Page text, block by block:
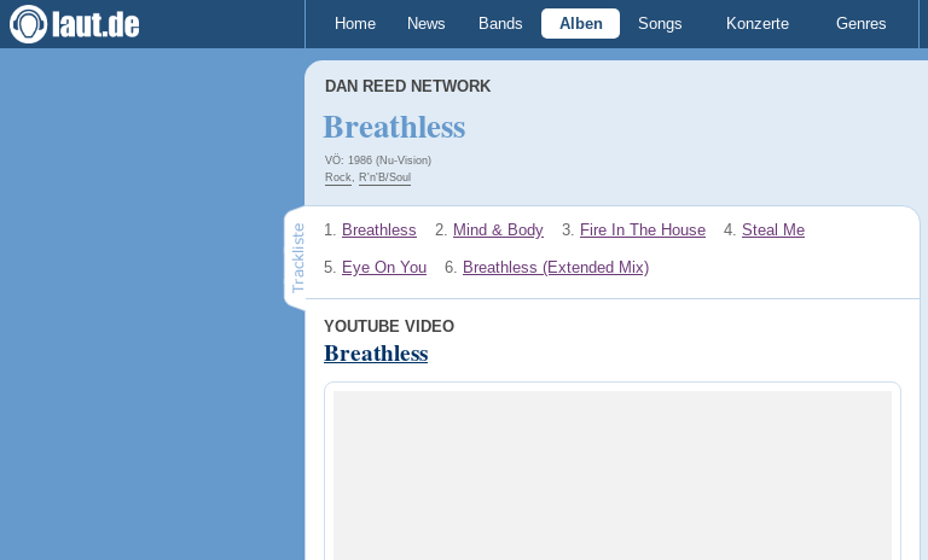
Home News Bands Alben Songs Konzerte Genres
DAN REED NETWORK
Breathless
VÖ: 1986 (Nu-Vision)
Rock, R'n'B/Soul
1. Breathless 2. Mind & Body 3. Fire In The House 4. Steal Me
5. Eye On You 6. Breathless (Extended Mix)
YOUTUBE VIDEO
Breathless